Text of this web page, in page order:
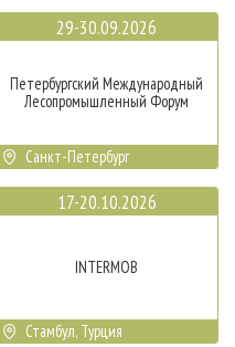
29-30.09.2026
Петербургский Международный
Лесопромышленный Форум
Санкт-Петербург
17-20.10.2026
INTERMOB
Стамбул, Турция